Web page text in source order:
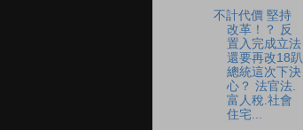
不計代價 堅持
改革！？ 反
置入完成立法
還要再改18趴
總統這次下決
心？ 法官法.
富人稅.社會
住宅...